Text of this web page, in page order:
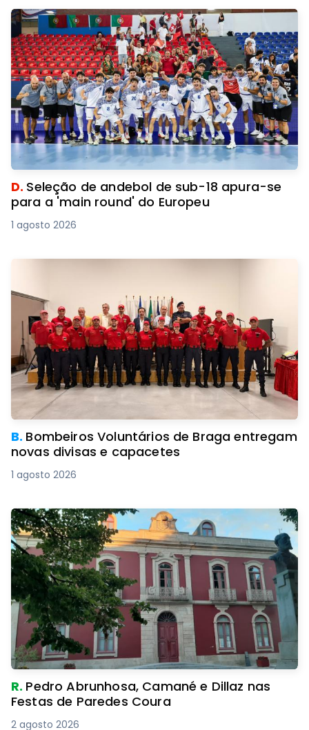
D. Seleção de andebol de sub-18 apura-se
para a 'main round' do Europeu
1 agosto 2026
B. Bombeiros Voluntários de Braga entregam
novas divisas e capacetes
1 agosto 2026
R. Pedro Abrunhosa, Camané e Dillaz nas
Festas de Paredes Coura
2 agosto 2026